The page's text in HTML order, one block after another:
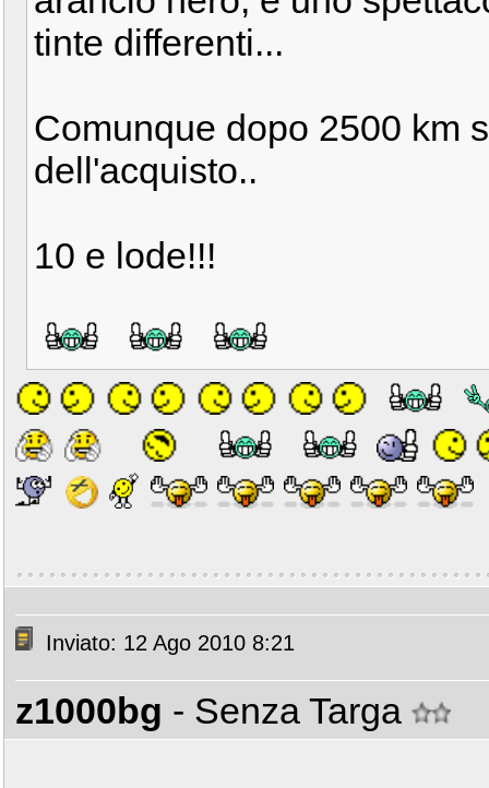
tinte differenti...
Comunque dopo 2500 km
dell'acquisto..
10 e lode!!!
Inviato: 12 Ago 2010 8:21
z1000bg - Senza Targa